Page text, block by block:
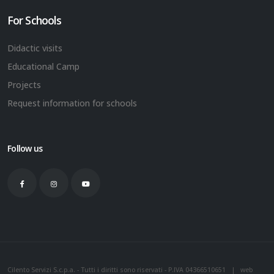
For Schools
Didactic visits
Educational Camp
Projects
Request information for schools
Follow us
Cilento Servizi S.c.p.a. - Tutti i diritti sono riservati - P.IVA 04366510651 | web